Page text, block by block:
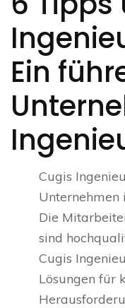
Ein
Cugis
Unternehmen
Die
sind
Cugis
Lösungen für